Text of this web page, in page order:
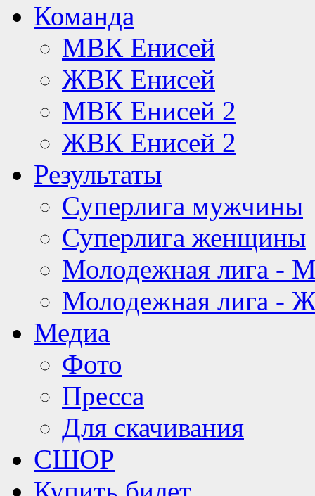
Команда
МВК Енисей
ЖВК Енисей
МВК Енисей 2
ЖВК Енисей 2
Результаты
Суперлига мужчины
Суперлига женщины
Молодежная лига -
Молодежная лига -
Медиа
Фото
Пресса
Для скачивания
СШОР